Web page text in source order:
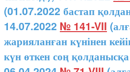
(01.07.2022 бастап
14.07.2022 № 141-VII
жарияланған күнінен
күн өткен соң қолданысқа